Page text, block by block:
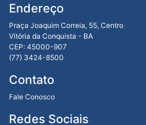
Endereço
Praça Joaquim Correia, 55, Centro
Vitória da Conquista - BA
CEP: 45000-907
(77) 3424-8500
Contato
Fale Conosco
Redes Sociais